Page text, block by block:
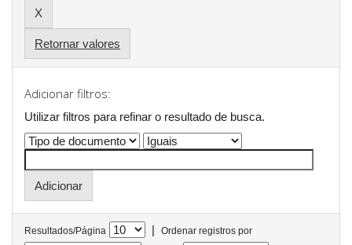
Retornar valores
Adicionar filtros:
Utilizar filtros para refinar o resultado de busca.
Resultados/Página |
Ordenar registros por